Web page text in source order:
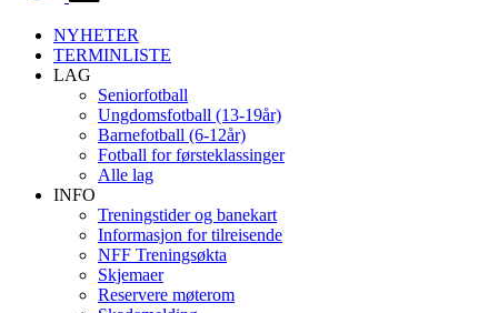
NYHETER
TERMINLISTE
LAG
Seniorfotball
Ungdomsfotball (13-19år)
Barnefotball (6-12år)
Fotball for førsteklassinger
Alle lag
INFO
Treningstider og banekart
Informasjon for tilreisende
NFF Treningsøkta
Skjemaer
Reservere møterom